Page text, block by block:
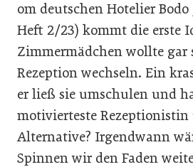
om deutschen Hotelier Bodo
Heft 2/23) kommt die erste
Zimmermädchen wollte gar
Rezeption wechseln. Ein
er ließ sie umschulen und
motivierteste
Alternative? Irgendwann
Spinnen wir den Faden